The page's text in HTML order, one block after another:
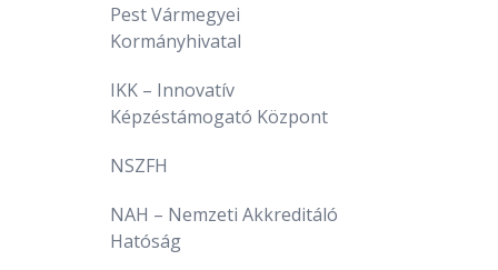
Pest Vármegyei
Kormányhivatal
IKK – Innovatív
Képzéstámogató Központ
NSZFH
NAH – Nemzeti Akkreditáló
Hatóság